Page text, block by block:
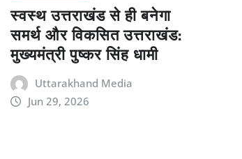
स्वस्थ उत्तराखंड से ही बनेगा
समर्थ और विकसित उत्तराखंड:
मुख्यमंत्री पुष्कर सिंह धामी
Uttarakhand Media
Jun 29, 2026